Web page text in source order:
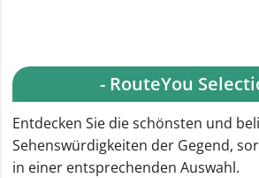
- RouteYou
Entdecken Sie die schönsten und
Sehenswürdigkeiten der Gegend,
in einer entsprechenden Auswahl.